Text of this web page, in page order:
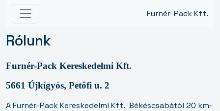
Furnér-Pack Kft.
Rólunk
Furnér-Pack Kereskedelmi Kft.
5661 Újkígyós, Petőfi u. 2
A Furnér-Pack Kereskedelmi Kft. Békéscsabától 20 km-